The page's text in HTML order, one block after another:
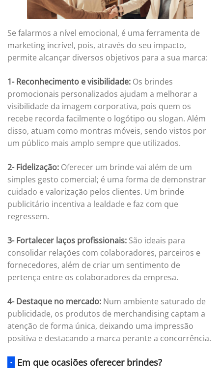
Se falarmos a nível emocional, é uma ferramenta de
marketing incrível, pois, através do seu impacto,
permite alcançar diversos objetivos para a sua marca:
1- Reconhecimento e visibilidade: Os brindes
promocionais personalizados ajudam a melhorar a
visibilidade da imagem corporativa, pois quem os
recebe recorda facilmente o logótipo ou slogan. Além
disso, atuam como montras móveis, sendo vistos por
um público mais amplo sempre que utilizados.
2- Fidelização: Oferecer um brinde vai além de um
simples gesto comercial; é uma forma de demonstrar
cuidado e valorização pelos clientes. Um brinde
publicitário incentiva a lealdade e faz com que
regressem.
3- Fortalecer laços profissionais: São ideais para
consolidar relações com colaboradores, parceiros e
fornecedores, além de criar um sentimento de
pertença entre os colaboradores da empresa.
4- Destaque no mercado: Num ambiente saturado de
publicidade, os produtos de merchandising captam a
atenção de forma única, deixando uma impressão
positiva e destacando a marca perante a concorrência.
· Em que ocasiões oferecer brindes?